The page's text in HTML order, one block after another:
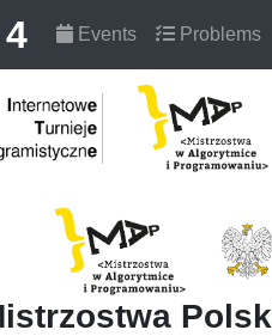
Events Problems